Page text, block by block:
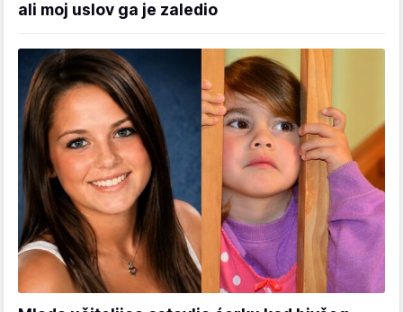
ali moj uslov ga je zaledio